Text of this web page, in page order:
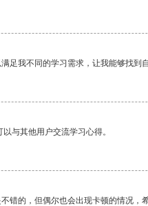
足我不同的学习需求，让我能够找到
与其他用户交流学习心得。
错的，但偶尔也会出现卡顿的情况，